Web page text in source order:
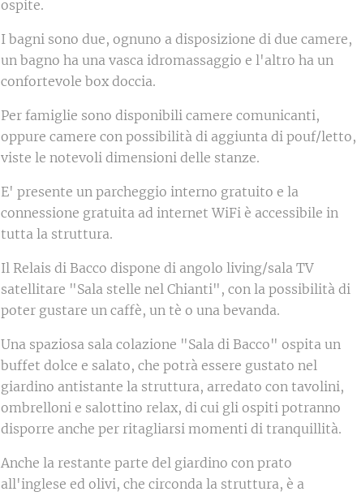
ospite.
I bagni sono due, ognuno a disposizione di due camere,
un bagno ha una vasca idromassaggio e l'altro ha un
confortevole box doccia.
Per famiglie sono disponibili camere comunicanti,
oppure camere con possibilità di aggiunta di pouf/letto,
viste le notevoli dimensioni delle stanze.
E' presente un parcheggio interno gratuito e la
connessione gratuita ad internet WiFi è accessibile in
tutta la struttura.
Il Relais di Bacco dispone di angolo living/sala TV
satellitare "Sala stelle nel Chianti", con la possibilità di
poter gustare un caffè, un tè o una bevanda.
Una spaziosa sala colazione "Sala di Bacco" ospita un
buffet dolce e salato, che potrà essere gustato nel
giardino antistante la struttura, arredato con tavolini,
ombrelloni e salottino relax, di cui gli ospiti potranno
disporre anche per ritagliarsi momenti di tranquillità.
Anche la restante parte del giardino con prato
all'inglese ed olivi, che circonda la struttura, è a